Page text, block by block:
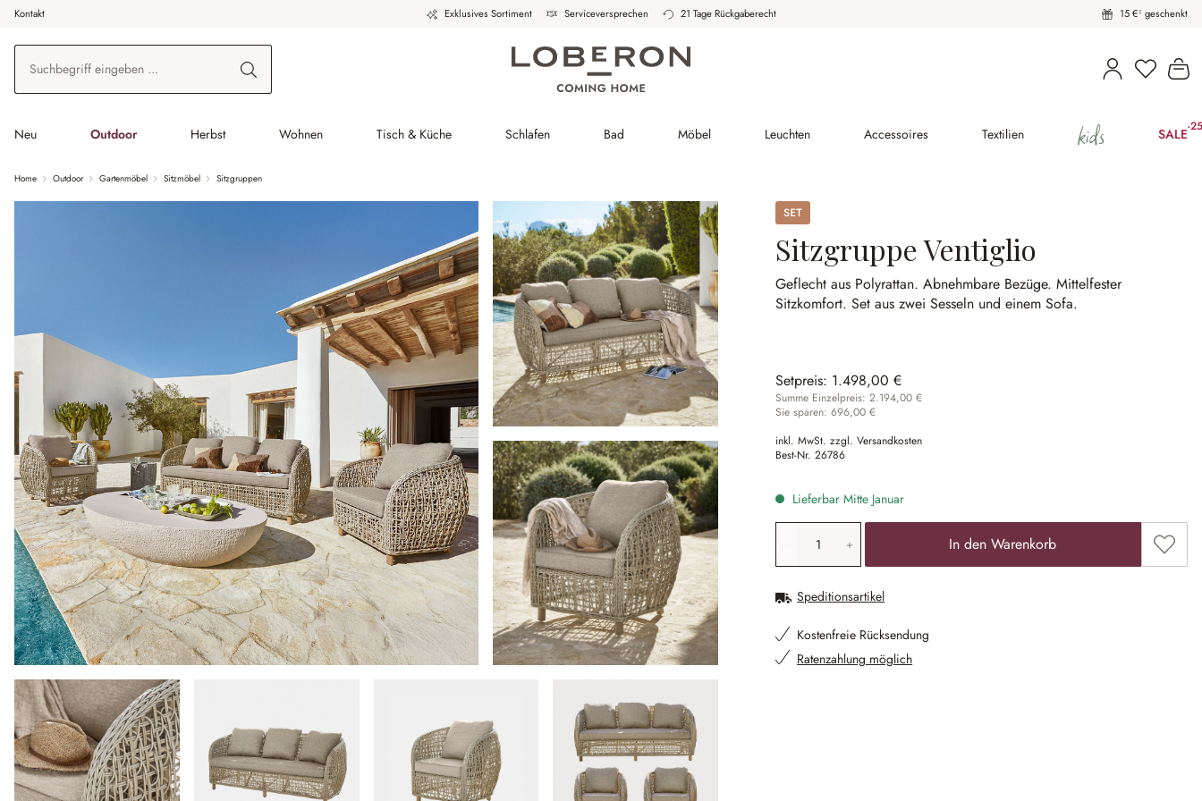
Hauptinhalt springen
Zur Suche springen
Zur Hauptnavigation springen
Kontakt Exklusives Sortiment Serviceversprechen 21 Tage Rückgaberecht 15 €¹ geschenkt
Du hast
Neu Outdoor Herbst Wohnen Tisch & Küche Schlafen Bad Möbel Leuchten Accessoires Textilien kids SALE-
Home Outdoor Gartenmöbel Sitzmöbel Sitzgruppen
Set
Sitzgruppe Ventiglio
Geflecht aus Polyrattan.Abnehmbare Bezüge.Mittelfester
Sitzkomfort.Set aus zwei Sesseln und einem Sofa.
Setpreis: 1.498,00 €
Summe Einzelpreis: 2.194,00 €
Sie sparen: 696,00 €
inkl. MwSt. zzgl. Versandkosten
Best-Nr.26786
Lieferbar Mitte Januar
Produkt Anzahl: Gib den gewünschten
In den Warenkorb Zum
Speditionsartikel
Kostenfreie Rücksendung
Ratenzahlung möglich